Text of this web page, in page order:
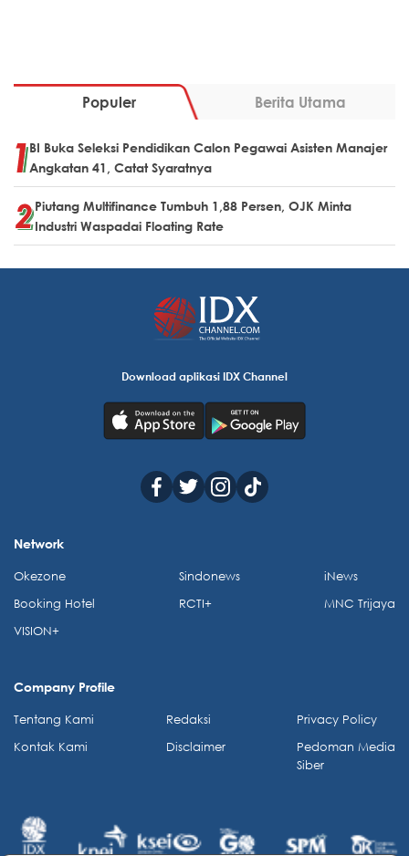
Populer Berita Utama
BI Buka Seleksi Pendidikan Calon Pegawai Asisten Manajer
Angkatan 41, Catat Syaratnya
Piutang Multifinance Tumbuh 1,88 Persen, OJK Minta
Industri Waspadai Floating Rate
Download aplikasi IDX Channel
Network
Okezone
Booking Hotel
VISION+
Sindonews
RCTI+
iNews
MNC Trijaya
Company Profile
Tentang Kami
Kontak Kami
Redaksi
Disclaimer
Privacy Policy
Pedoman Media
Siber